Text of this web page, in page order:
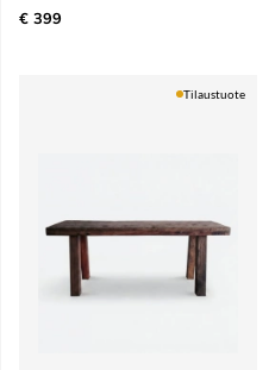
€ 399
Tilaustuote